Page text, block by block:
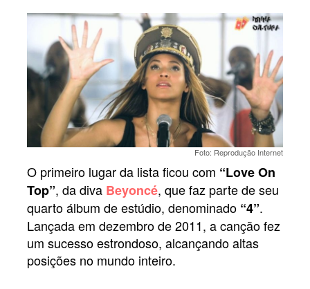
Foto: Reprodução Internet
O primeiro lugar da lista ficou com “Love On
Top”, da diva Beyoncé, que faz parte de seu
quarto álbum de estúdio, denominado “4”.
Lançada em dezembro de 2011, a canção fez
um sucesso estrondoso, alcançando altas
posições no mundo inteiro.